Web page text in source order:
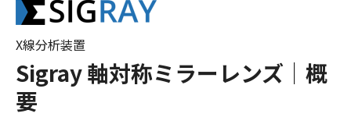
Sigray 軸対称ミラーレンズ｜概
要
X線分析装置